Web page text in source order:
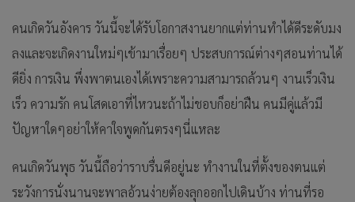
คนเกิดวันอังคาร วันนี้จะได้รับโอกาสงานยากแต่ท่านทำได้ดีระดับมง
ลงและจะเกิดงานใหม่ๆเข้ามาเรื่อยๆ ประสบการณ์ต่างๆสอนท่านได้
ดียิ่ง การเงิน พึ่งพาตนเองได้เพราะความสามารถล้วนๆ งานเร็วเงิน
เร็ว ความรัก คนโสดเอาที่ไหวนะถ้าไม่ชอบก็อย่าฝืน คนมีคู่แล้วมี
ปัญหาใดๆอย่าให้คาใจพูดกันตรงๆนี่แหละ
คนเกิดวันพุธ วันนี้ถือว่าราบรื่นดีอยู่นะ ทำงานในที่ตั้งของตนแต่
ระวังการนั่งนานจะพาลอ้วนง่ายต้องลุกออกไปเดินบ้าง ท่านที่รอ